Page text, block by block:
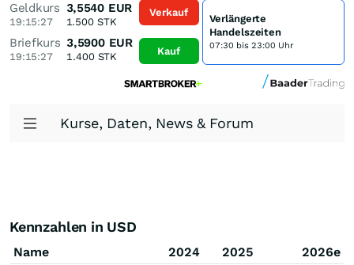
Geldkurs
19:15:27
3,5540 EUR
1.500STK
Briefkurs
19:15:27
3,5900 EUR
1.400STK
Verkauf
Kauf
Verlängerte
Handelszeiten
07:30 bis 23:00 Uhr
Kurse, Daten, News & Forum
Kennzahlen in USD
Name 2024 2025
2026e